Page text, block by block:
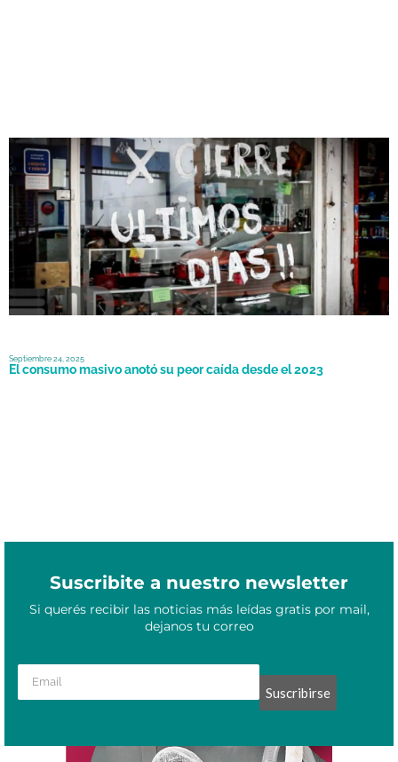
Se pierden 30 empresas por día desde que asumió Milei
Octubre 15, 2025
El consumo masivo anotó su peor caída desde el 2023
Septiembre 24, 2025
Suscribite a nuestro newsletter
Si querés recibir las noticias más leídas gratis por mail,
dejanos tu correo
Suscribirse